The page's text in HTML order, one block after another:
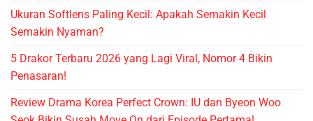
Ukuran Softlens Paling Kecil: Apakah Semakin Kecil
Semakin Nyaman?
5 Drakor Terbaru 2026 yang Lagi Viral, Nomor 4 Bikin
Penasaran!
Review Drama Korea Perfect Crown: IU dan Byeon Woo